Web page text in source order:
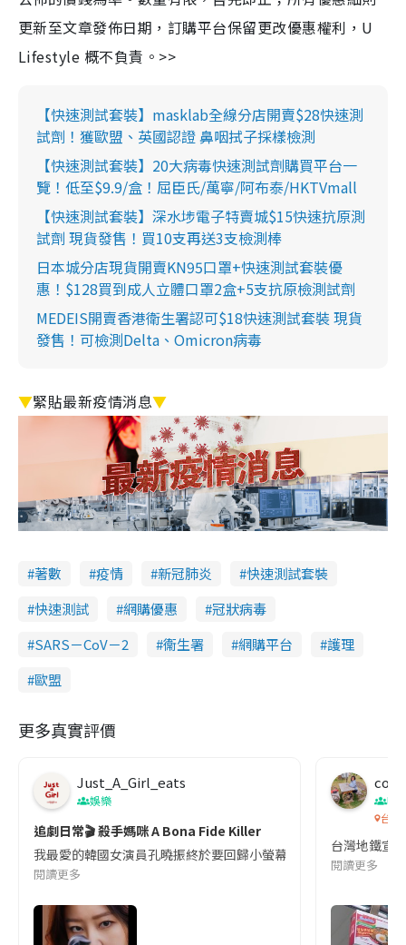
更新至文章發佈日期，訂購平台保留更改優惠權利，U
Lifestyle 概不負責。>>
【快速測試套裝】masklab全線分店開賣$28快速測
試劑！獲歐盟、英國認證 鼻咽拭子採樣檢測
【快速測試套裝】20大病毒快速測試劑購買平台一
覽！低至$9.9/盒！屈臣氏/萬寧/阿布泰/HKTVmall
【快速測試套裝】深水埗電子特賣城$15快速抗原測
試劑 現貨發售！買10支再送3支檢測棒
日本城分店現貨開賣KN95口罩+快速測試套裝優
惠！$128買到成人立體口罩2盒+5支抗原檢測試劑
MEDEIS開賣香港衛生署認可$18快速測試套裝 現貨
發售！可檢測Delta、Omicron病毒
▼緊貼最新疫情消息▼
著數 疫情 新冠肺炎
快速測試套裝
快速測試
網購優惠
冠狀病毒
SARS－CoV－2
衞生署 網購平台
護理
歐盟
更多真實評價
Just_A_Girl_eats
娛樂
追劇日常🎬 殺手媽咪 A Bona Fide Killer
我最愛的韓國女演員孔曉振終於要回歸小螢幕啦!這次的劇本改編
閱讀更多
co
吹
台灣
台灣地鐵宣
閱讀更多